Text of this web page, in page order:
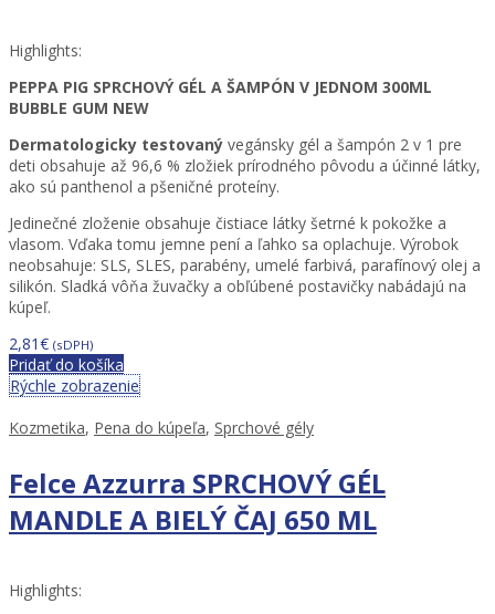
Highlights:
PEPPA PIG SPRCHOVÝ GÉL A ŠAMPÓN V JEDNOM 300ML
BUBBLE GUM NEW
Dermatologicky testovaný vegánsky gél a šampón 2 v 1 pre
deti obsahuje až 96,6 % zložiek prírodného pôvodu a účinné látky,
ako sú panthenol a pšeničné proteíny.
Jedinečné zloženie obsahuje čistiace látky šetrné k pokožke a
vlasom. Vďaka tomu jemne pení a ľahko sa oplachuje. Výrobok
neobsahuje: SLS, SLES, parabény, umelé farbivá, parafínový olej a
silikón. Sladká vôňa žuvačky a obľúbené postavičky nabádajú na
kúpeľ.
2,81€ (sDPH)
Pridať do košíka
Rýchle zobrazenie
Kozmetika, Pena do kúpeľa, Sprchové gély
Felce Azzurra SPRCHOVÝ GÉL
MANDLE A BIELÝ ČAJ 650 ML
Highlights: